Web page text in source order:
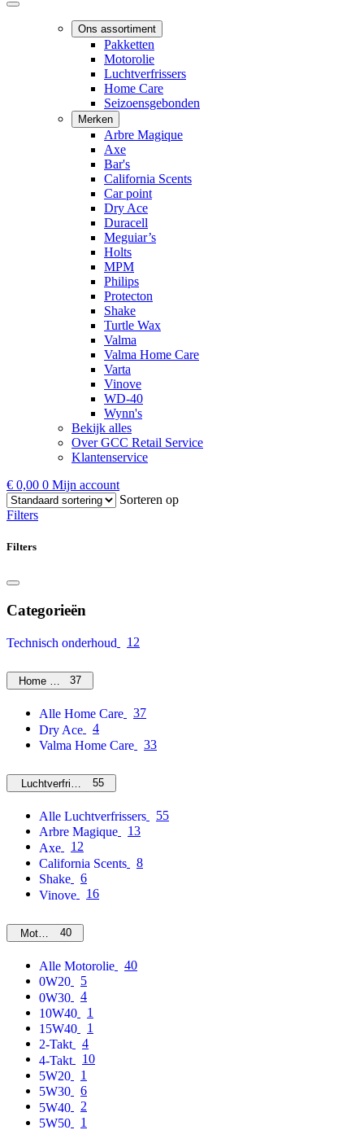
Ons assortiment
Pakketten
Motorolie
Luchtverfrissers
Home Care
Seizoensgebonden
Merken
Arbre Magique
Axe
Bar's
California Scents
Car point
Dry Ace
Duracell
Meguiar’s
Holts
MPM
Philips
Protecton
Shake
Turtle Wax
Valma
Valma Home Care
Varta
Vinove
WD-40
Wynn's
Bekijk alles
Over GCC Retail Service
Klantenservice
€ 0,00 0 Mijn account
Sorteren op
Filters
Filters
Categorieën
Technisch onderhoud 12
Home Care37
Alle Home Care
37
Dry Ace
4
Valma Home Care
33
Luchtverfrissers55
Alle Luchtverfrissers
55
Arbre Magique
13
Axe
12
California Scents
8
Shake
6
Vinove
16
Motorolie40
Alle Motorolie
40
0W20
5
0W30
4
10W40
1
15W40
1
2-Takt
4
4-Takt
10
5W20
1
5W30
6
5W40
2
5W50
1